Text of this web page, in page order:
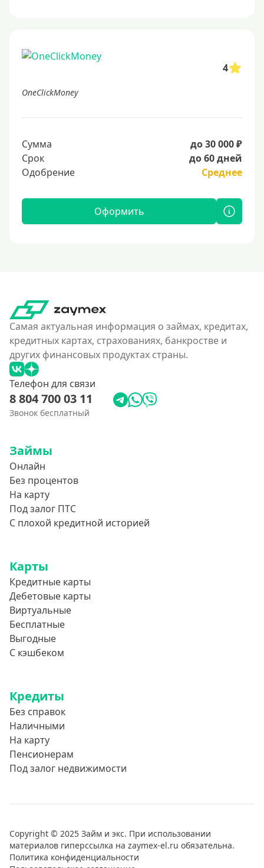
4
OneClickMoney
Сумма
до 30 000 ₽
Срок
до 60 дней
Одобрение
Среднее
Оформить
Самая актуальная информация о займах, кредитах,
кредитных картах, страхованиях, банкростве и
других финансовых продуктах страны.
Телефон для связи
8 804 700 03 11
Звонок бесплатный
Займы
Онлайн
Без процентов
На карту
Под залог ПТС
С плохой кредитной историей
Карты
Кредитные карты
Дебетовые карты
Виртуальные
Бесплатные
Выгодные
С кэшбеком
Кредиты
Без справок
Наличными
На карту
Пенсионерам
Под залог недвижимости
Copyright © 2025 Займ и экс. При использовании
материалов гиперссылка на zaymex-el.ru обязательна.
Политика конфиденциальности